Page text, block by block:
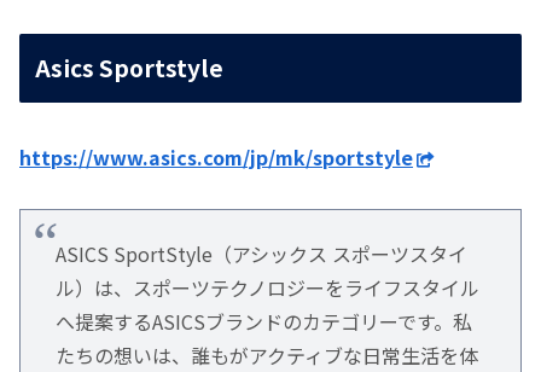
Asics Sportstyle
https://www.asics.com/jp/mk/sportstyle
ASICS SportStyle（アシックス スポーツスタイ
ル）は、スポーツテクノロジーをライフスタイル
へ提案するASICSブランドのカテゴリーです。私
たちの想いは、誰もがアクティブな日常生活を体